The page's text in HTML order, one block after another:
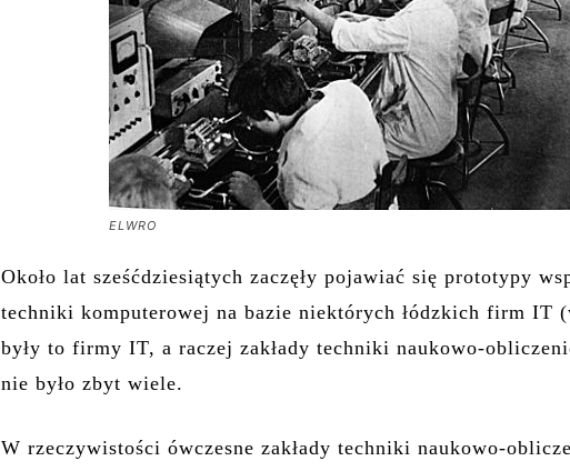
ELWRO
Około lat sześćdziesiątych zaczęły pojawiać się prototypy
techniki komputerowej na bazie niektórych łódzkich firm IT
były to firmy IT, a raczej zakłady techniki naukowo-
nie było zbyt wiele.
W rzeczywistości ówczesne zakłady techniki naukowo-